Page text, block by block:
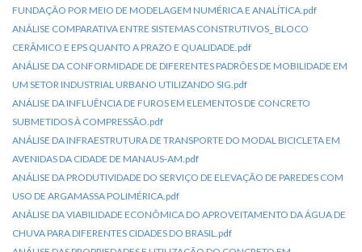
Prestação
de
Contas
FUNDAÇÃO POR MEIO DE MODELAGEM NUMÉRICA E ANALÍTICA.pdf
ANÁLISE COMPARATIVA ENTRE SISTEMAS CONSTRUTIVOS_ BLOCO
CERÂMICO E EPS QUANTO A PRAZO E QUALIDADE.pdf
ANÁLISE DA CONFORMIDADE DE DIFERENTES PADRÕES DE MOBILIDADE EM
UM SETOR INDUSTRIAL URBANO UTILIZANDO SIG.pdf
ANÁLISE DA INFLUÊNCIA DE FUROS EM ELEMENTOS DE CONCRETO
SUBMETIDOS À COMPRESSÃO.pdf
ANÁLISE DA INFRAESTRUTURA DE TRANSPORTE DO MODAL BICICLETA EM
AVENIDAS DA CIDADE DE MANAUS-AM.pdf
ANÁLISE DA PRODUTIVIDADE DO SERVIÇO DE ELEVAÇÃO DE PAREDES COM
USO DE ARGAMASSA POLIMÉRICA.pdf
ANÁLISE DA VIABILIDADE ECONÔMICA DO APROVEITAMENTO DA ÁGUA DE
CHUVA PARA DIFERENTES CIDADES DO BRASIL.pdf